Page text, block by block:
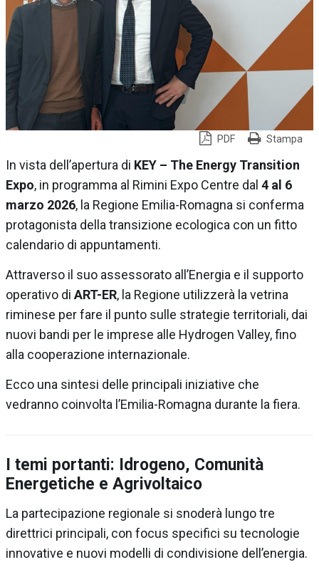
PDF Stampa
In vista dell’apertura di KEY – The Energy Transition
Expo, in programma al Rimini Expo Centre dal 4 al 6
marzo 2026, la Regione Emilia-Romagna si conferma
protagonista della transizione ecologica con un fitto
calendario di appuntamenti.
Attraverso il suo assessorato all’Energia e il supporto
operativo di ART-ER, la Regione utilizzerà la vetrina
riminese per fare il punto sulle strategie territoriali, dai
nuovi bandi per le imprese alle Hydrogen Valley, fino
alla cooperazione internazionale.
Ecco una sintesi delle principali iniziative che
vedranno coinvolta l’Emilia-Romagna durante la fiera.
I temi portanti: Idrogeno, Comunità
Energetiche e Agrivoltaico
La partecipazione regionale si snoderà lungo tre
direttrici principali, con focus specifici su tecnologie
innovative e nuovi modelli di condivisione dell’energia.